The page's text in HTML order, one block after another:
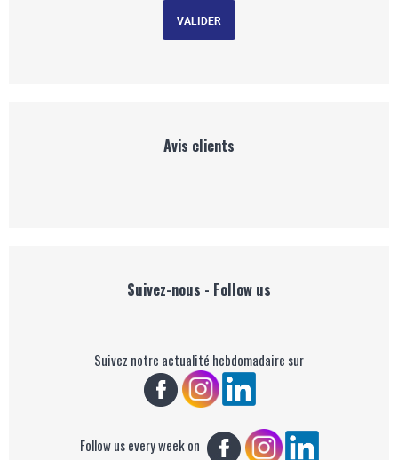
Avis clients
Suivez-nous - Follow us
Suivez notre actualité hebdomadaire sur
Follow us every week on